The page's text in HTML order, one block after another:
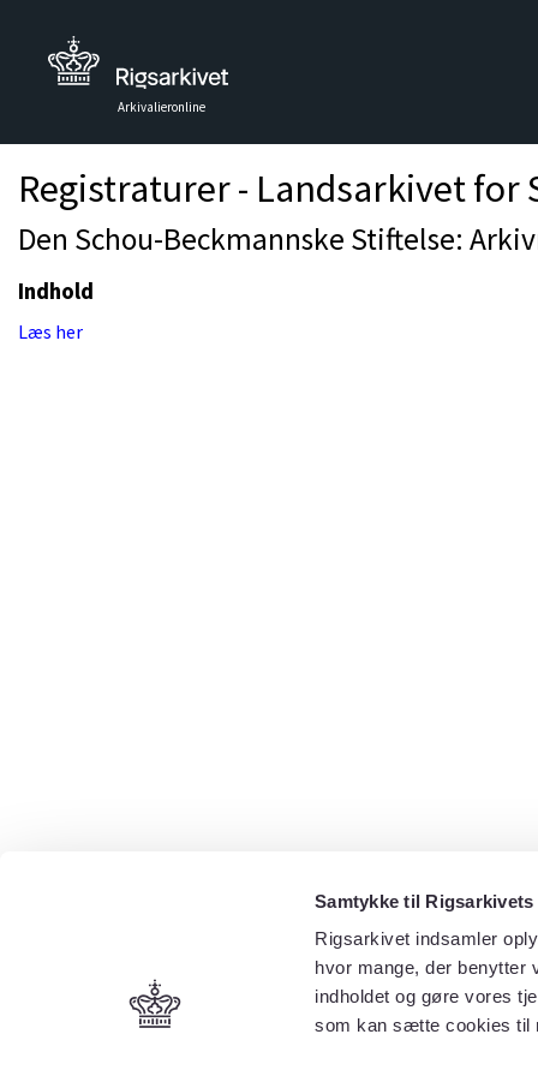
Samtykke til
Rigsarkivet indsamler
hvor mange, der benytter
indholdet og gøre vores
som kan sætte cookies til
Arkivalieronline
Registraturer - Landsarkivet
Den Schou-Beckmannske Stiftelse:
Indhold
Læs her